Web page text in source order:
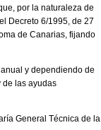
por la naturaleza de
Decreto 6/1995, de 27
de Canarias, fijando
y dependiendo de
de las ayudas
General Técnica de la